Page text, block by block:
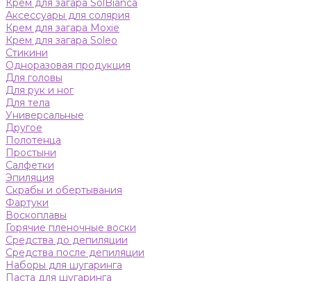
Крем для загара SolBianca
Аксессуары для солярия
Крем для загара Moxie
Крем для загара Soleo
Стикини
Одноразовая продукция
Для головы
Для рук и ног
Для тела
Универсальные
Другое
Полотенца
Простыни
Салфетки
Эпиляция
Скрабы и обертывания
Фартуки
Воскоплавы
Горячие пленочные воски
Средства до депиляции
Средства после депиляции
Наборы для шугаринга
Паста для шугаринга